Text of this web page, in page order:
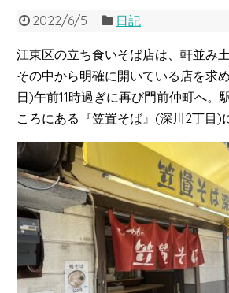
2022/6/5 日記
江東区の立ち食いそば店は、軒並み
その中から明確に開いている店を求
日)午前11時過ぎに再び門前仲町へ。
ころにある『笠置そば』(深川2丁目)